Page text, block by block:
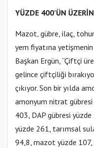
YÜZDE 400’ÜN
Mazot, gübre, ilaç,
yem fiyatına
Başkan Ergün, “Çiftçi
gelince çiftçiliği
çıkıyor. Son bir yılda
amonyum nitrat gübresi
403, DAP gübresi
yüzde 261, tarımsal
94,8, mazot yüzde